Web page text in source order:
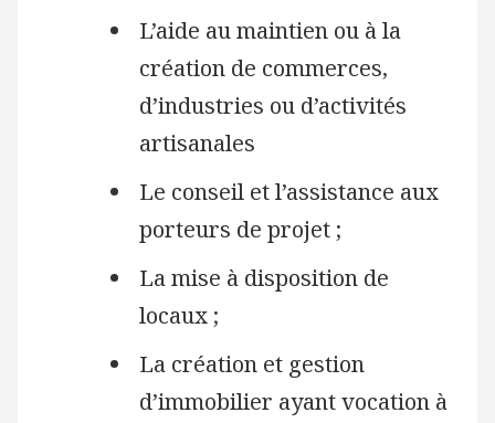
L’aide au maintien ou à la
création de commerces,
d’industries ou d’activités
artisanales
Le conseil et l’assistance aux
porteurs de projet ;
La mise à disposition de
locaux ;
La création et gestion
d’immobilier ayant vocation à